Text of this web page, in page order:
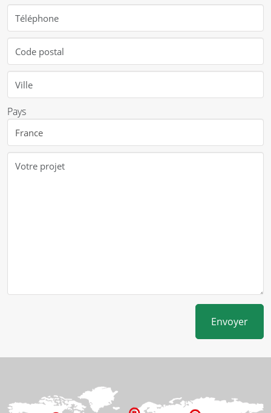
Pays
Envoyer